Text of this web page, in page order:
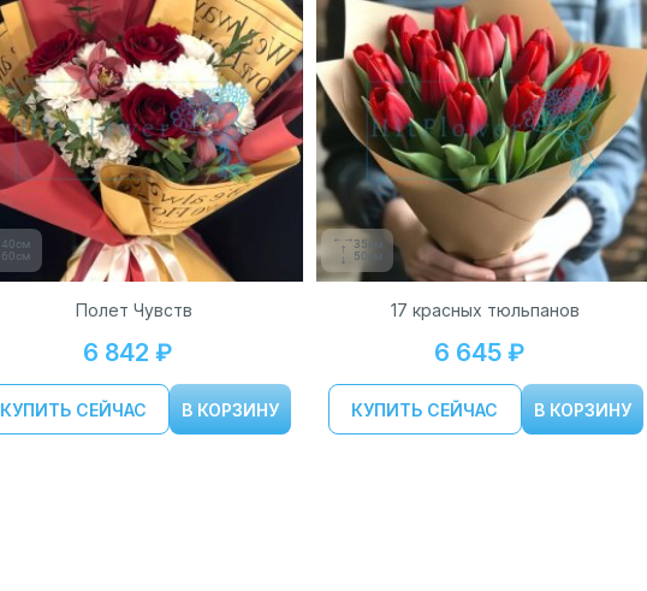
40см
60см
Полет Чувств
6 842 ₽
КУПИТЬ СЕЙЧАС В КОРЗИНУ
35см
50см
17 красных тюльпанов
6 645 ₽
КУПИТЬ СЕЙЧАС В КОРЗИНУ